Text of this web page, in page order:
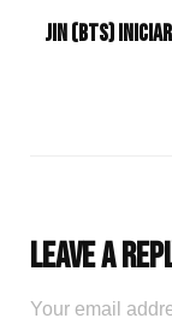
Jin (BTS)
Leave a
Your email